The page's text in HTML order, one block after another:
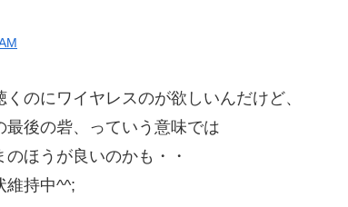
のにワイヤレスのが欲しいんだけど、
最後の砦、っていう意味では
ほうが良いのかも・・
維持中^^;